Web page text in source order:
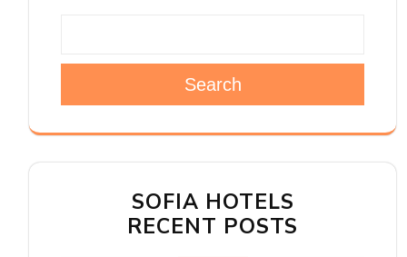
Search
SOFIA HOTELS
RECENT POSTS